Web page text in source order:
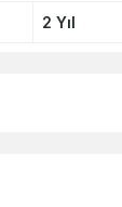
2 Yıl